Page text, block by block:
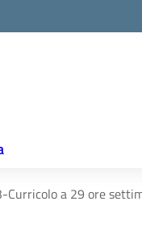
Curricolo a 29 ore